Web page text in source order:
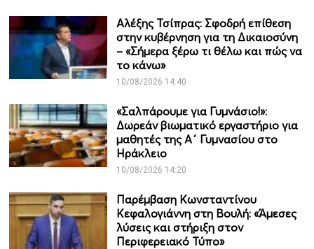
Αλέξης Τσίπρας: Σφοδρή επίθεση
στην κυβέρνηση για τη Δικαιοσύνη
– «Σήμερα ξέρω τι θέλω και πώς να
το κάνω»
10/08/2026 14:40
«Σαλπάρουμε για Γυμνάσιο!»:
Δωρεάν βιωματικό εργαστήριο για
μαθητές της Α΄ Γυμνασίου στο
Ηράκλειο
10/08/2026 14:20
Παρέμβαση Κωνσταντίνου
Κεφαλογιάννη στη Βουλή: «Άμεσες
λύσεις και στήριξη στον
Περιφερειακό Τύπο»